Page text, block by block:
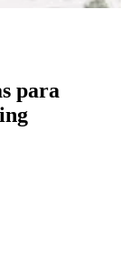
para